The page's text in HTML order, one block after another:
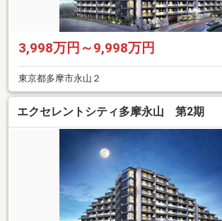
3,998万円～9,998万円
東京都多摩市永山２
エクセレントシティ多摩永山 第2期